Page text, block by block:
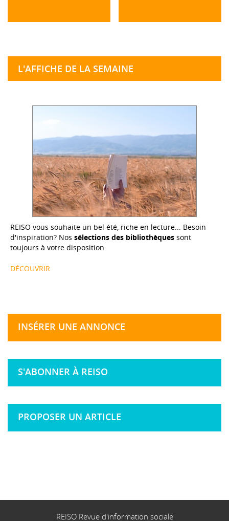
L'AFFICHE DE LA SEMAINE
REISO vous souhaite un bel été, riche en lecture... Besoin
d'inspiration? Nos sélections des bibliothèques sont
toujours à votre disposition.
DÉCOUVRIR
INSÉRER UNE ANNONCE
S'ABONNER À REISO
PROPOSER UN ARTICLE
REISO Revue d'information sociale